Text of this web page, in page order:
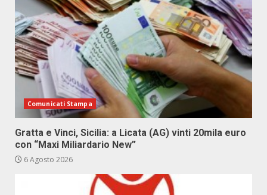
Comunicati Stampa
Gratta e Vinci, Sicilia: a Licata (AG) vinti 20mila euro
con “Maxi Miliardario New”
6 Agosto 2026